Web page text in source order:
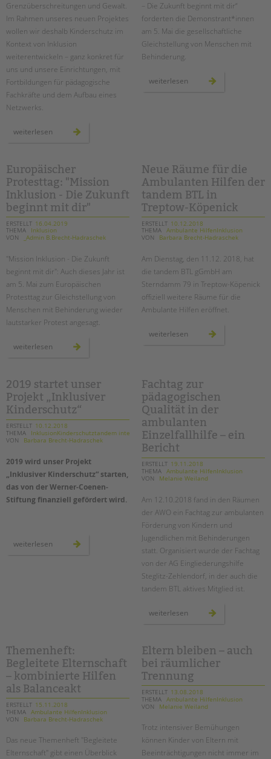
Grenzüberschreitungen und Gewalt.
Im Rahmen unseres neuen Projektes
wollen wir deshalb Kinderschutz im
Kontext von Inklusion
weiterentwickeln – ganz konkret für
uns und unsere Einrichtungen, mit
Fortbildungen für pädagogische
Fachkräfte und dem Aufbau eines
Netzwerks.
weiterlesen
projekt:
– Die Zukunft beginnt mit dir“
forderten die Demonstrant*innen
am 5. Mai die gesellschaftliche
Gleichstellung von Menschen mit
Behinderung.
weiterlesen europäischer
protesttag
Europäischer
Protesttag: "Mission
Inklusion - Die Zukunft
beginnt mit dir"
ERSTELLT 16.04.2019
THEMA
Inklusion
VON
_Admin B.Brecht-Hadraschek
"Mission Inklusion - Die Zukunft
beginnt mit dir": Auch dieses Jahr ist
am 5. Mai zum Europäischen
Protesttag zur Gleichstellung von
Menschen mit Behinderung wieder
lautstarker Protest angesagt.
weiterlesen europäischer
protesttag:
die
zukunft
beginnt
mit
dir"
Neue Räume für die
Ambulanten Hilfen der
tandem BTL in
Treptow-Köpenick
ERSTELLT 10.12.2018
THEMA Ambulante HilfenInklusion
VON
Barbara Brecht-Hadraschek
Am Dienstag, den 11.12. 2018, hat
die tandem BTL gGmbH am
Sterndamm 79 in Treptow-Köpenick
offiziell weitere Räume für die
Ambulante Hilfen eröffnet.
weiterlesen
tandem
btl
in
treptow-
köpenick
2019 startet unser
Projekt „Inklusiver
Kinderschutz“
ERSTELLT 10.12.2018
THEMA
InklusionKinderschutztandem intern
VON
Barbara Brecht-Hadraschek
2019 wird unser Projekt
„Inklusiver Kinderschutz“ starten,
das von der Werner-Coenen-
Stiftung finanziell gefördert wird.
weiterlesen
Fachtag zur
pädagogischen
Qualität in der
ambulanten
Einzelfallhilfe – ein
Bericht
ERSTELLT 19.11.2018
THEMA Ambulante HilfenInklusion
VON
Melanie Weiland
Am 12.10.2018 fand in den Räumen
der AWO ein Fachtag zur ambulanten
Förderung von Kindern und
Jugendlichen mit Behinderungen
statt. Organisiert wurde der Fachtag
von der AG Eingliederungshilfe
Steglitz-Zehlendorf, in der auch die
tandem BTL aktives Mitglied ist.
weiterlesen fachtag
der
ambulanten
einzelfallhilfe
–
ein
bericht
Themenheft:
Begleitete Elternschaft
– kombinierte Hilfen
als Balanceakt
ERSTELLT 15.11.2018
THEMA Ambulante HilfenInklusion
VON
Barbara Brecht-Hadraschek
Das neue Themenheft "Begleitete
Elternschaft" gibt einen Überblick
Eltern bleiben – auch
bei räumlicher
Trennung
ERSTELLT 13.08.2018
THEMA Ambulante HilfenInklusion
VON
Melanie Weiland
Trotz intensiver Bemühungen
können Kinder von Eltern mit
Beeinträchtigungen nicht immer im